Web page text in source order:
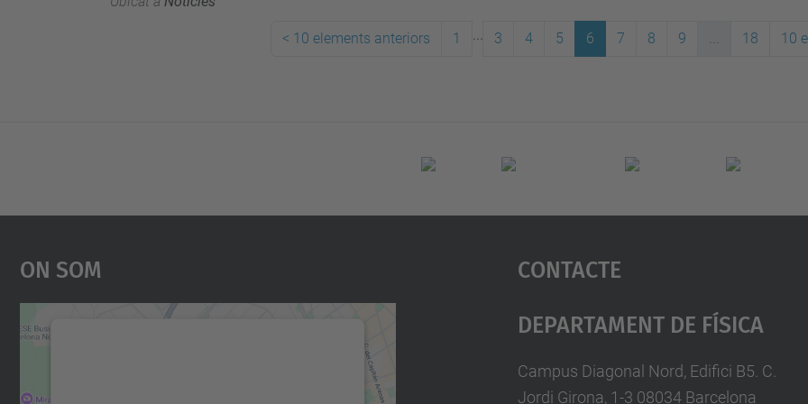
< 10 elements anteriors 1 3 4 5 6 7 8 9 ... 18 10
On Som
Contacte
Departament De Física
Campus Diagonal Nord, Edifici B5. C.
Jordi Girona, 1-3 08034 Barcelona